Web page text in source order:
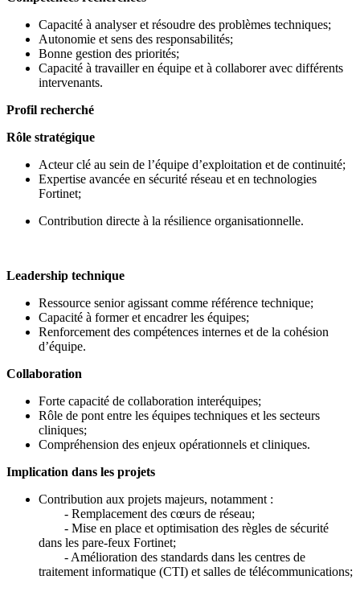
Capacité à analyser et résoudre des problèmes techniques;
Autonomie et sens des responsabilités;
Bonne gestion des priorités;
Capacité à travailler en équipe et à collaborer avec différents
intervenants.
Profil recherché
Rôle stratégique
Acteur clé au sein de l’équipe d’exploitation et de continuité;
Expertise avancée en sécurité réseau et en technologies
Fortinet;
Contribution directe à la résilience organisationnelle.
Leadership technique
Ressource senior agissant comme référence technique;
Capacité à former et encadrer les équipes;
Renforcement des compétences internes et de la cohésion
d’équipe.
Collaboration
Forte capacité de collaboration interéquipes;
Rôle de pont entre les équipes techniques et les secteurs
cliniques;
Compréhension des enjeux opérationnels et cliniques.
Implication dans les projets
Contribution aux projets majeurs, notamment :
- Remplacement des cœurs de réseau;
- Mise en place et optimisation des règles de sécurité
dans les pare-feux Fortinet;
- Amélioration des standards dans les centres de
traitement informatique (CTI) et salles de télécommunications;